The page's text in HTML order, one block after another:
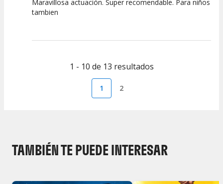
10 10 10
Maravillosa actuación. Super recomendable. Para niños
tambien
1 - 10 de 13 resultados
1 2
TAMBIÉN TE PUEDE INTERESAR